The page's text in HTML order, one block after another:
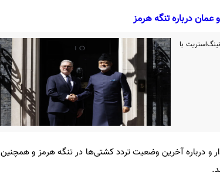
عمان درباره تنگه هرمز
با
و درباره آخرین وضعیت تردد کشتی‌ها در تنگه هرمز و همچنین